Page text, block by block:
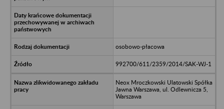
osobowo-płacowa
992700/611/2359/2014/SAK-WJ-1
Neox Mroczkowski Ulatowski Spółka
Jawna Warszawa, ul. Odlewnicza 5,
Warszawa